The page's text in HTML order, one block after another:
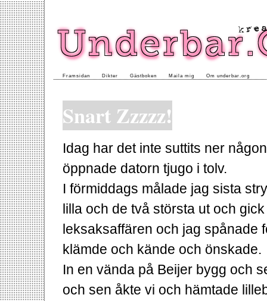
Framsidan Dikter Gästboken Maila mig Om underbar.org
Snart Zzzzz!
Idag har det inte suttits ner
öppnade datorn tjugo i tolv.
I förmiddags målade jag sista
lilla och de två största ut och
leksaksaffären och jag spånade
klämde och kände och önskade.
In en vända på Beijer bygg och
och sen åkte vi och hämtade